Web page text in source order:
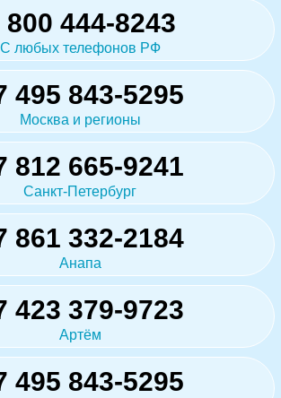
800 444-8243
С любых телефонов РФ
495 843-5295
Москва и регионы
812 665-9241
Санкт-Петербург
861 332-2184
Анапа
423 379-9723
Артём
495 843-5295